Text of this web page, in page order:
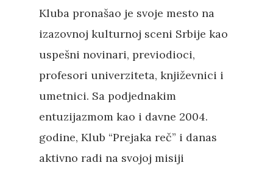
Kluba pronašao je svoje mesto na
izazovnoj kulturnoj sceni Srbije kao
uspešni novinari, previodioci,
profesori univerziteta, književnici i
umetnici. Sa podjednakim
entuzijazmom kao i davne 2004.
godine, Klub “Prejaka reč” i danas
aktivno radi na svojoj misiji